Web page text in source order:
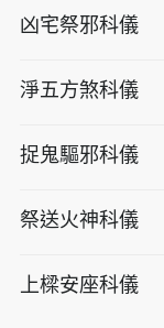
凶宅祭邪科儀
淨五方煞科儀
捉鬼驅邪科儀
祭送火神科儀
上樑安座科儀